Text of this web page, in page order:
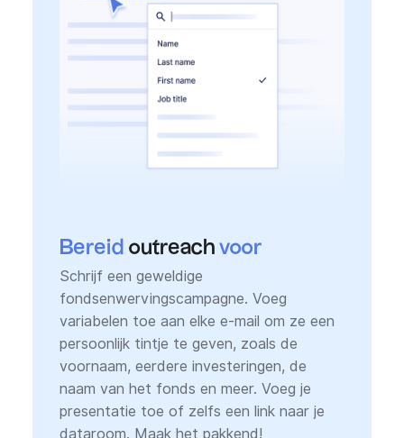
Bereid outreach voor
Schrijf een geweldige
fondsenwervingscampagne. Voeg
variabelen toe aan elke e-mail om ze een
persoonlijk tintje te geven, zoals de
voornaam, eerdere investeringen, de
naam van het fonds en meer. Voeg je
presentatie toe of zelfs een link naar je
dataroom. Maak het pakkend!